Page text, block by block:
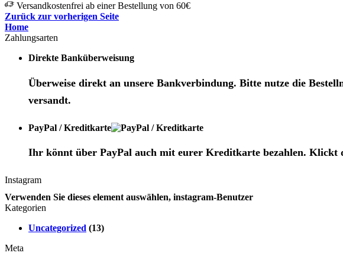
Versandkostenfrei ab einer Bestellung von 60€
Zurück zur vorherigen Seite
Home
Zahlungsarten
Direkte Banküberweisung
Überweise direkt an unsere Bankverbindung. Bitte nutze die
versandt.
PayPal / Kreditkarte
Ihr könnt über PayPal auch mit eurer Kreditkarte bezahlen. Klickt
Instagram
Verwenden Sie dieses element auswählen, instagram-Benutzer
Kategorien
Uncategorized (13)
Meta